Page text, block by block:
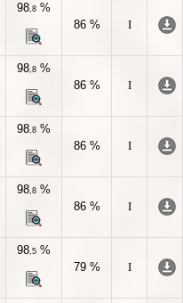
98,8 %
86 %
I
98,8 %
86 %
I
98,8 %
86 %
I
98,8 %
86 %
I
98,5 %
79 %
I